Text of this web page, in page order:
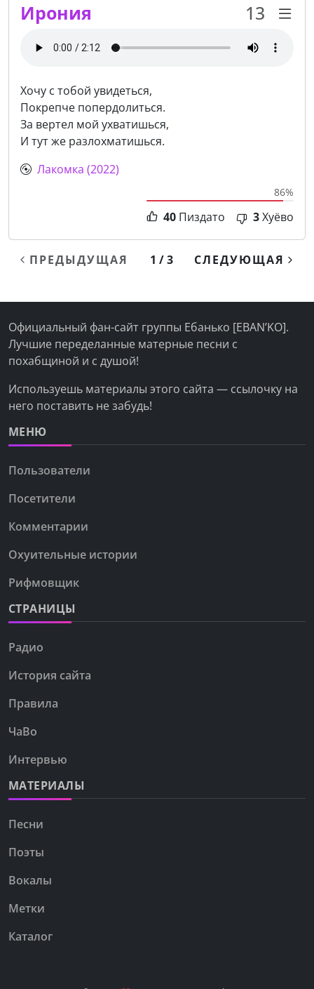
Ирония 13
Хочу с тобой увидеться,
Покрепче попердолиться.
За вертел мой ухватишься,
И тут же разлохматишься.
Лакомка (2022)
86%
40 Пиздато 3Хуёво
ПРЕДЫДУЩАЯ 1 / 3 СЛЕДУЮЩАЯ
Официальный фан-сайт группы Ебанько [EBAN’KO].
Лучшие переделанные матерные песни с
похабщиной и с душой!
Используешь материалы этого сайта — ссылочку на
него поставить не забудь!
МЕНЮ
Пользователи
Посетители
Комментарии
Охуительные истории
Рифмовщик
СТРАНИЦЫ
Радио
История сайта
Правила
ЧаВо
Интервью
МАТЕРИАЛЫ
Песни
Поэты
Вокалы
Метки
Каталог